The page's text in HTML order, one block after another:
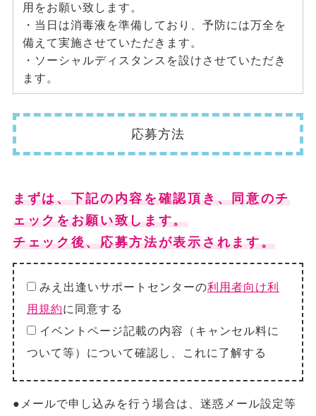
用をお願い致します。
・当日は消毒液を準備しており、予防には万全を
備えて実施させていただきます。
・ソーシャルディスタンスを設けさせていただき
ます。
応募方法
まずは、下記の内容を確認頂き、同意のチ
ェックをお願い致します。
チェック後、応募方法が表示されます。
みえ出逢いサポートセンターの利用者向け利
用規約に同意する
イベントページ記載の内容（キャンセル料に
ついて等）について確認し、これに了解する
●メールで申し込みを行う場合は、迷惑メール設定等